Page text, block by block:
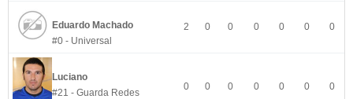
Eduardo Machado
#0 - Universal
2 0 0 0 0 0 0
Luciano
#21 - Guarda Redes
0 0 0 0 0 0 0